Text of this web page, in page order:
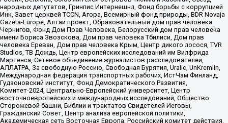
народных депутатов, Гринпис Интернешнл, Фонд борьбы с коррупцией
Инк, Завет церквей TCCN, Агора, Всемирный фонд природы, BDR Novaja
Gazeta-Europe, Алтай проект, Образовательный дом прав человека
Чернигов, Фонд Дом Прав Человека, Белорусский дом прав человека
имени Бориса Звозскова, Дом прав человека Тбилиси, Дом прав
человека Ереван, Дом прав человека Крым, Центр дикого лосося, TVR
Studios, ТВ Дождь, Центр европейских исследований им Вилфрида
Мартенса, Сетевое объединение журналистов расследователей,
АЛЛАТРА, За свободную Россию, Свободная Бурятия, Uralic, UnKremlin,
Международная федерация транспортных рабочих, ИстЧам Финланд,
Гудзоновский институт, Фонд Демократического Развития,
Комитет-2024, Центрально-Европейский университет, Центр
восточноевропейских и международных исследований, Общество
Сторожевой башни, Библии и трактатов Свидетелей Иеговы,
Гражданский Совет, Центр анализа европейской политики,
Академическая сеть Восточная Европа, Российский комитет действия,